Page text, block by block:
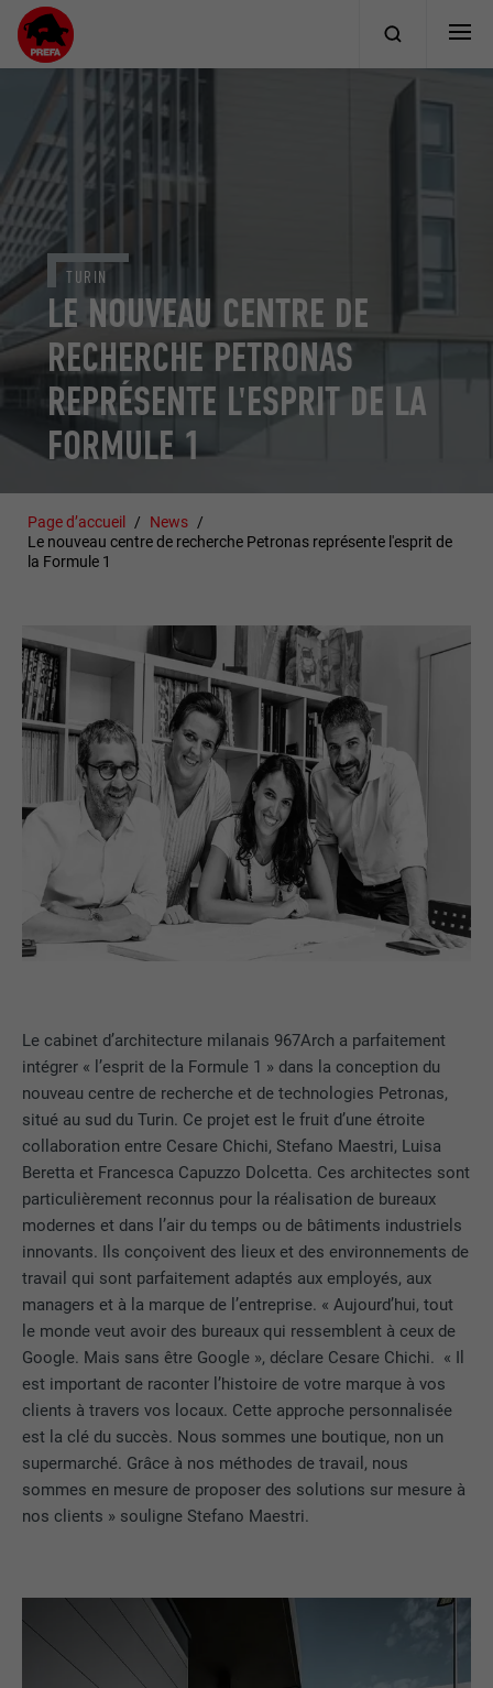
LE NOUVEAU CENTRE DE
RECHERCHE PETRONAS
REPRÉSENTE L'ESPRIT DE LA
FORMULE 1
TURIN
Page d’accueil
News
Le nouveau centre de recherche Petronas représente l'esprit de
la Formule 1
Le cabinet d’architecture milanais 967Arch a parfaitement
intégrer « l’esprit de la Formule 1 » dans la conception du
nouveau centre de recherche et de technologies Petronas,
situé au sud du Turin. Ce projet est le fruit d’une étroite
collaboration entre Cesare Chichi, Stefano Maestri, Luisa
Beretta et Francesca Capuzzo Dolcetta. Ces architectes sont
particulièrement reconnus pour la réalisation de bureaux
modernes et dans l’air du temps ou de bâtiments industriels
innovants. Ils conçoivent des lieux et des environnements de
travail qui sont parfaitement adaptés aux employés, aux
managers et à la marque de l’entreprise. « Aujourd’hui, tout
le monde veut avoir des bureaux qui ressemblent à ceux de
Google. Mais sans être Google », déclare Cesare Chichi. « Il
est important de raconter l’histoire de votre marque à vos
clients à travers vos locaux. Cette approche personnalisée
est la clé du succès. Nous sommes une boutique, non un
supermarché. Grâce à nos méthodes de travail, nous
sommes en mesure de proposer des solutions sur mesure à
nos clients » souligne Stefano Maestri.